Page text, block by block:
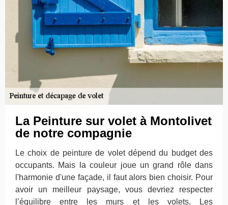
La Peinture sur volet à Montolivet
de notre compagnie
Le choix de peinture de volet dépend du budget des
occupants. Mais la couleur joue un grand rôle dans
l'harmonie d'une façade, il faut alors bien choisir. Pour
avoir un meilleur paysage, vous devriez respecter
l’équilibre entre les murs et les volets. Les